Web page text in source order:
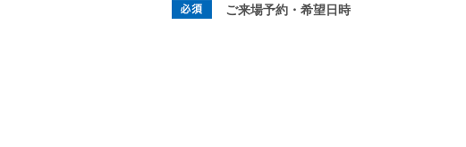
ご来場予約・希望日時